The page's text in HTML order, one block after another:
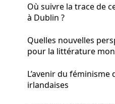
Où suivre la trace de
à Dublin ?
Quelles nouvelles
pour la littérature
L’avenir du féminisme
irlandaises